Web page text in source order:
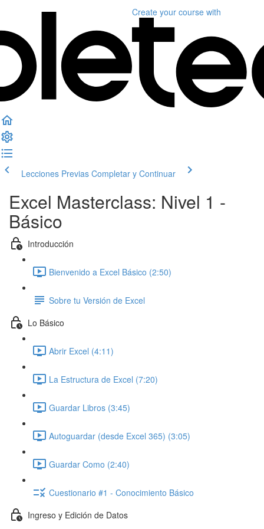
Create your course with
Lecciones Previas Completar y Continuar
Excel Masterclass: Nivel 1 -
Básico
Introducción
Bienvenido a Excel Básico (2:50)
Sobre tu Versión de Excel
Lo Básico
Abrir Excel (4:11)
La Estructura de Excel (7:20)
Guardar Libros (3:45)
Autoguardar (desde Excel 365) (3:05)
Guardar Como (2:40)
Cuestionario #1 - Conocimiento Básico
Ingreso y Edición de Datos